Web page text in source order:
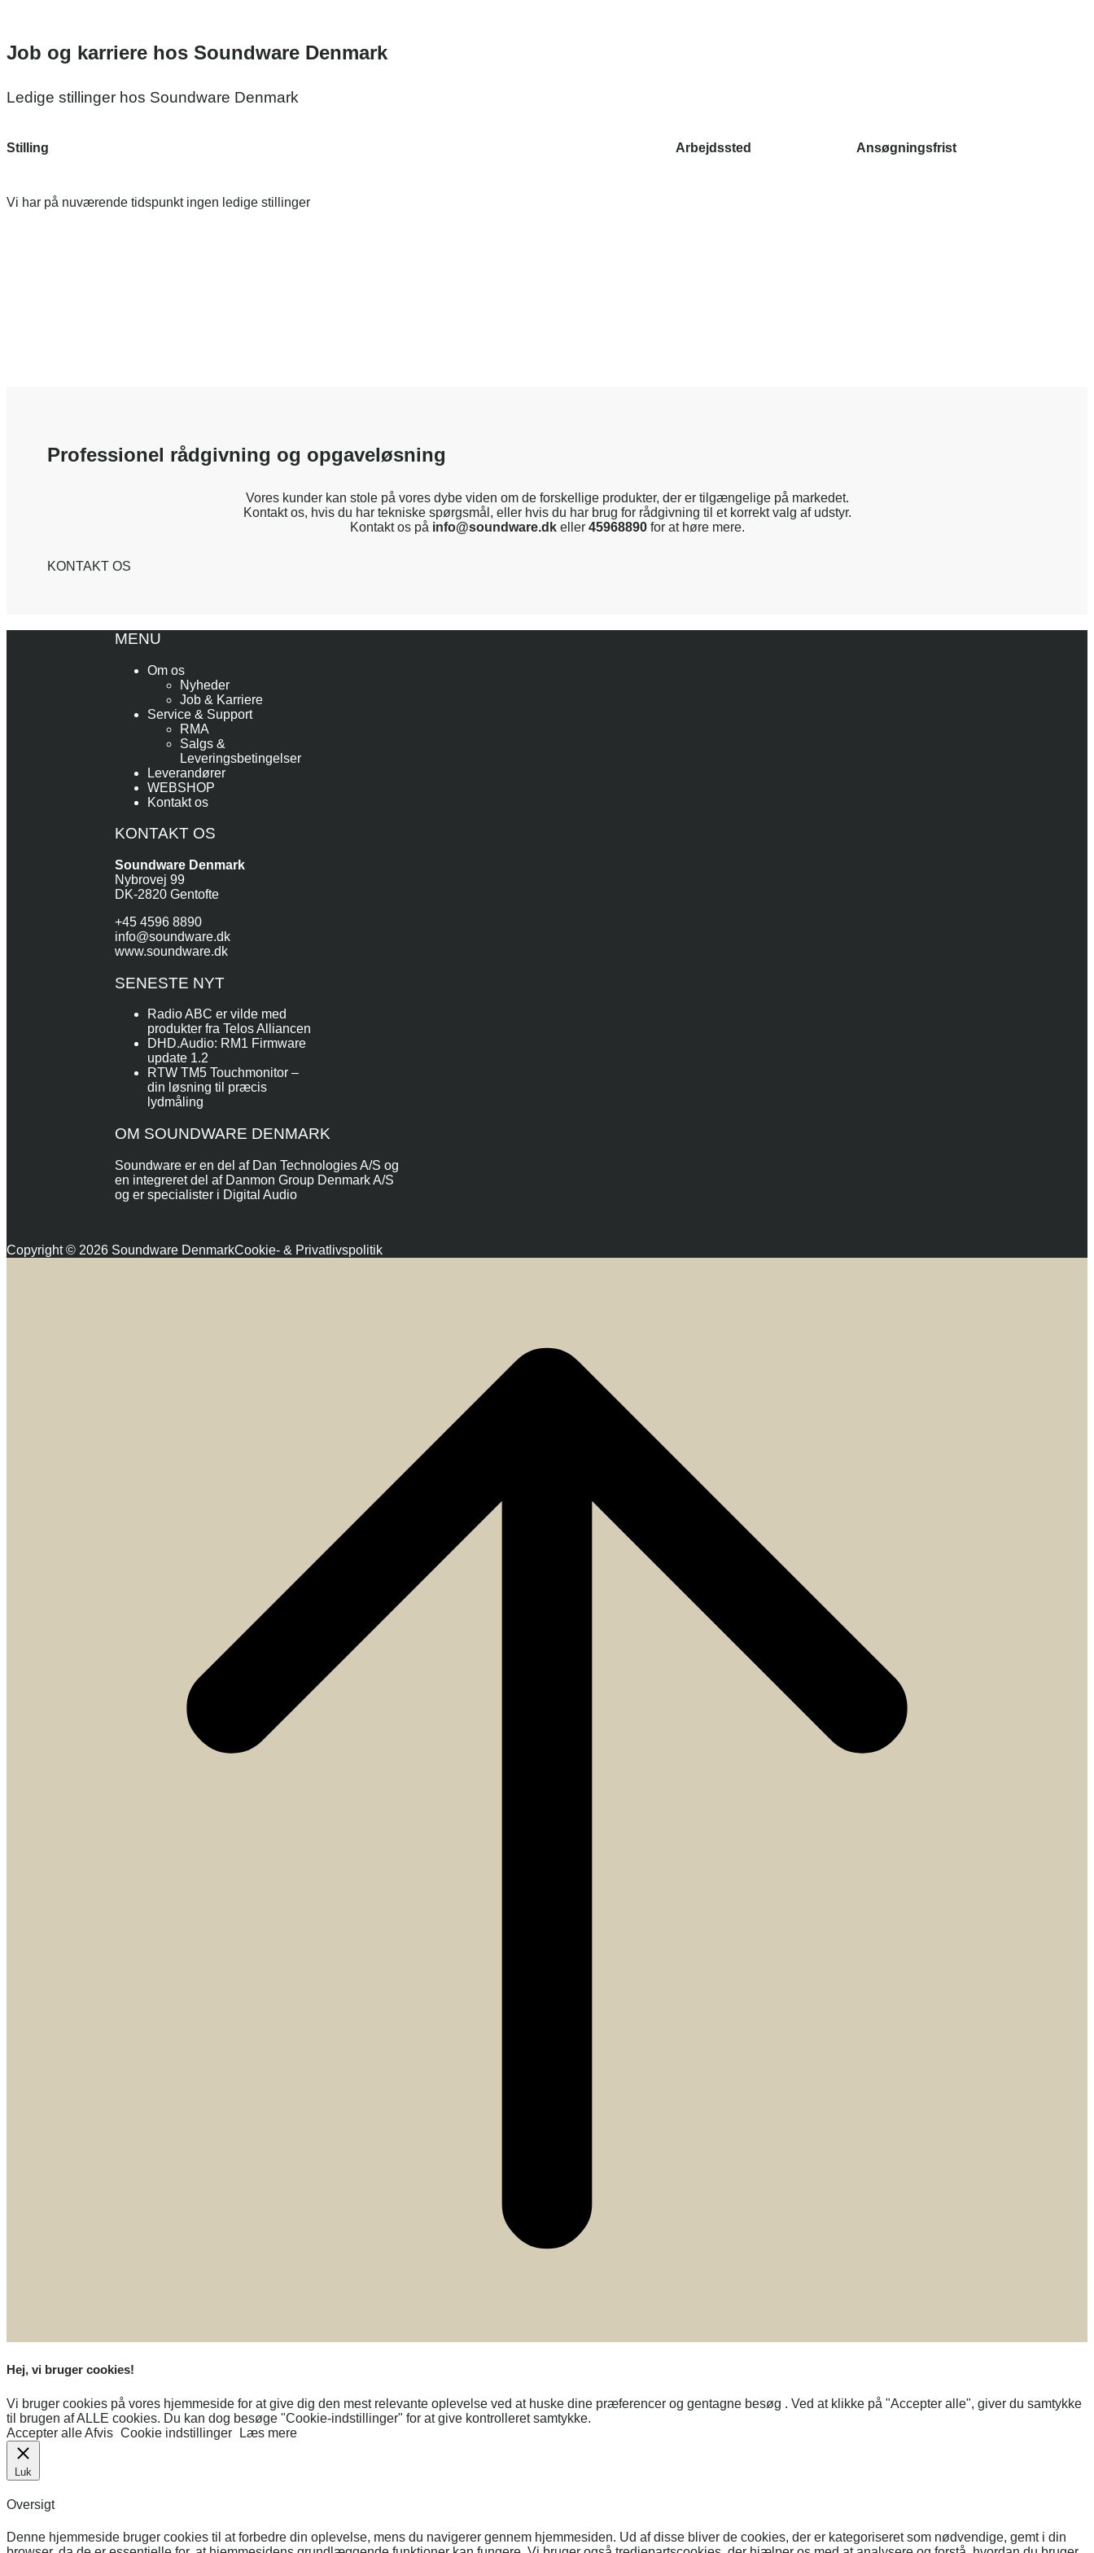
Job og karriere hos Soundware Denmark
Ledige stillinger hos Soundware Denmark
Stilling Arbejdssted Ansøgningsfrist
Vi har på nuværende tidspunkt ingen ledige stillinger
Professionel rådgivning og opgaveløsning
Vores kunder kan stole på vores dybe viden om de forskellige produkter, der er tilgængelige på markedet.
Kontakt os, hvis du har tekniske spørgsmål, eller hvis du har brug for rådgivning til et korrekt valg af udstyr.
Kontakt os på info@soundware.dkeller 45968890for at høre mere.
KONTAKT OS
MENU
Om os
Nyheder
Job & Karriere
Service & Support
RMA
Salgs &
Leveringsbetingelser
Leverandører
WEBSHOP
Kontakt os
KONTAKT OS
Soundware Denmark
Nybrovej 99
DK-2820 Gentofte
+45 4596 8890
info@soundware.dk
www.soundware.dk
SENESTE NYT
Radio ABC er vilde med
produkter fra Telos Alliancen
DHD.Audio: RM1 Firmware
update 1.2
RTW TM5 Touchmonitor –
din løsning til præcis
lydmåling
OM SOUNDWARE DENMARK
Soundware er en del af Dan Technologies A/S og
en integreret del af Danmon Group Denmark A/S
og er specialister i Digital Audio
Copyright © 2026 Soundware DenmarkCookie- & Privatlivspolitik
Hej, vi bruger cookies!
Vi bruger cookies på vores hjemmeside for at give dig den mest relevante oplevelse ved at huske dine præferencer og gentagne besøg . Ved at klikke på "Accepter alle", giver du samtykke
til brugen af ​​ALLE cookies. Du kan dog besøge "Cookie-indstillinger" for at give kontrolleret samtykke.
Accepter alleAfvis Cookie indstillinger Læs mere
Luk
Oversigt
Denne hjemmeside bruger cookies til at forbedre din oplevelse, mens du navigerer gennem hjemmesiden. Ud af disse bliver de cookies, der er kategoriseret som nødvendige, gemt i din